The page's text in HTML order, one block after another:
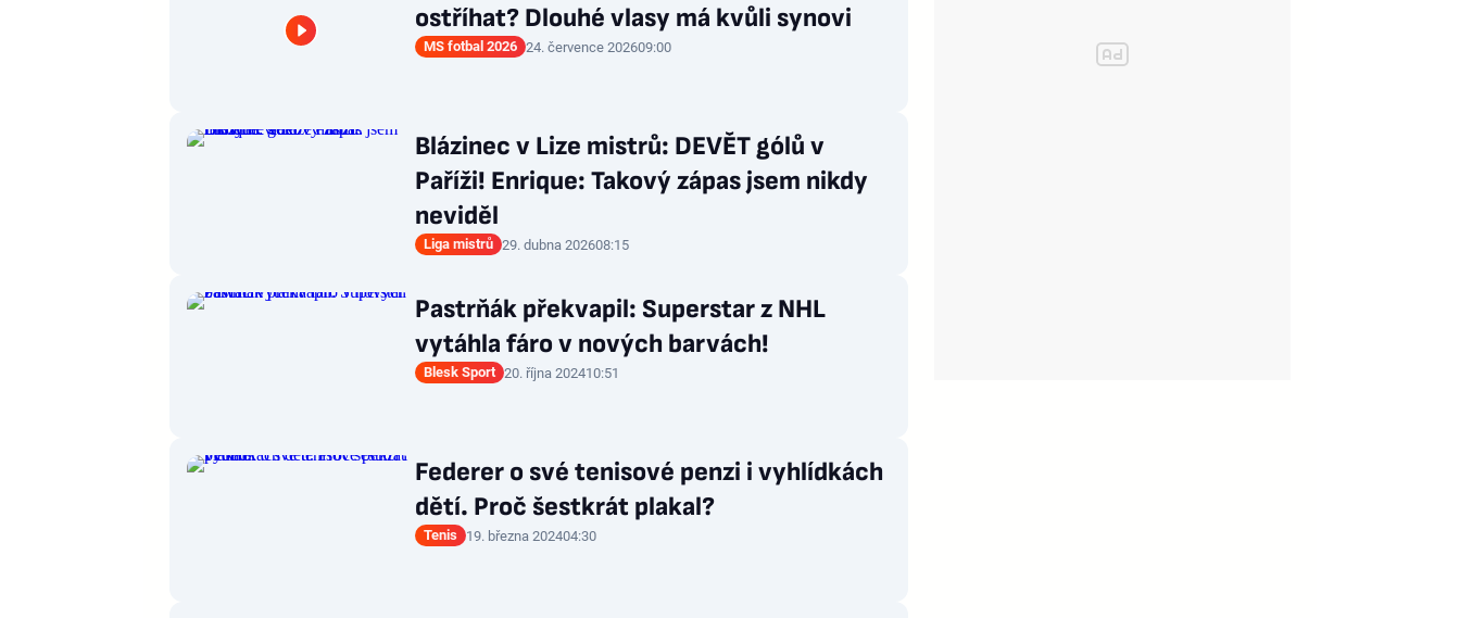
ostříhat? Dlouhé vlasy má kvůli synovi
MS fotbal 2026 24. července 202609:00
Blázinec v Lize mistrů: DEVĚT gólů v
Paříži! Enrique: Takový zápas jsem nikdy
neviděl
Liga mistrů 29. dubna 202608:15
Pastrňák překvapil: Superstar z NHL
vytáhla fáro v nových barvách!
Blesk Sport 20. října 202410:51
Federer o své tenisové penzi i vyhlídkách
dětí. Proč šestkrát plakal?
Tenis 19. března 202404:30